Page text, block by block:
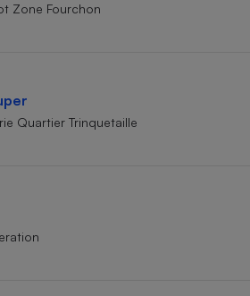
Zone Fourchon
Quartier Trinquetaille